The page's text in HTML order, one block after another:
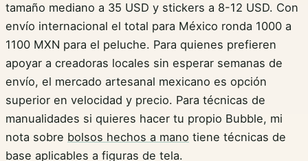
tamaño mediano a 35 USD y stickers a 8-12 USD. Con
envío internacional el total para México ronda 1000 a
1100 MXN para el peluche. Para quienes prefieren
apoyar a creadoras locales sin esperar semanas de
envío, el mercado artesanal mexicano es opción
superior en velocidad y precio. Para técnicas de
manualidades si quieres hacer tu propio Bubble, mi
nota sobre bolsos hechos a mano tiene técnicas de
base aplicables a figuras de tela.